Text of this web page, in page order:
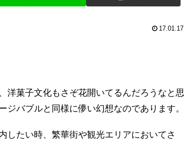
17.01.17
洋菓子文化もさぞ花開いてるんだろうなと思
バブルと同様に儚い幻想なのであります。
したい時、繁華街や観光エリアにおいてさ